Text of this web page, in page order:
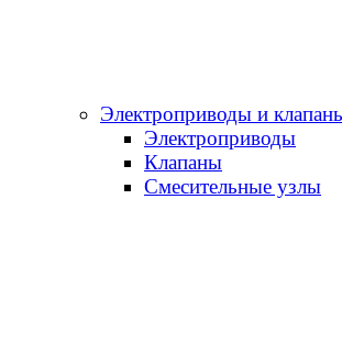
Электроприводы и
Электроприводы
Клапаны
Cмесительные узлы